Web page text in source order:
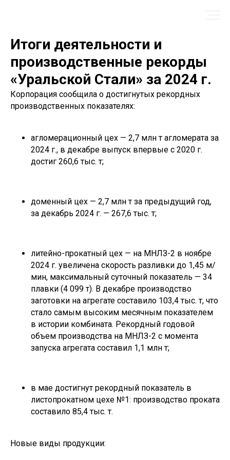
Итоги деятельности и
производственные рекорды
«Уральской Стали» за 2024 г.
Корпорация сообщила о достигнутых рекордных
производственных показателях:
агломерационный цех — 2,7 млн т агломерата за
2024 г., в декабре выпуск впервые с 2020 г.
достиг 260,6 тыс. т;
доменный цех — 2,7 млн т за предыдущий год,
за декабрь 2024 г. — 267,6 тыс. т;
литейно-прокатный цех — на МНЛЗ-2 в ноябре
2024 г. увеличена скорость разливки до 1,45 м/
мин, максимальный суточный показатель — 34
плавки (4 099 т). В декабре производство
заготовки на агрегате составило 103,4 тыс. т, что
стало самым высоким месячным показателем
в истории комбината. Рекордный годовой
объем производства на МНЛЗ-2 с момента
запуска агрегата составил 1,1 млн т;
в мае достигнут рекордный показатель в
листопрокатном цехе №1: производство проката
составило 85,4 тыс. т.
Новые виды продукции: